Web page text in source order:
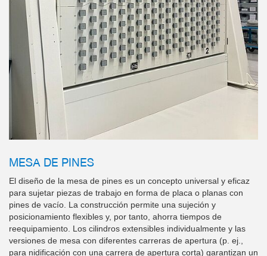
MESA DE PINES
El diseño de la mesa de pines es un concepto universal y eficaz
para sujetar piezas de trabajo en forma de placa o planas con
pines de vacío. La construcción permite una sujeción y
posicionamiento flexibles y, por tanto, ahorra tiempos de
reequipamiento. Los cilindros extensibles individualmente y las
versiones de mesa con diferentes carreras de apertura (p. ej.,
para nidificación con una carrera de apertura corta) garantizan un